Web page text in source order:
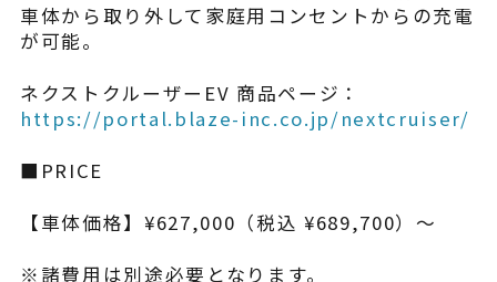
車体から取り外して家庭用コンセントからの充電
が可能。​
ネクストクルーザーEV 商品ページ：
https://portal.blaze-inc.co.jp/nextcruiser/
■PRICE
【車体価格】¥627,000（税込 ¥689,700）～
※諸費用は別途必要となります。